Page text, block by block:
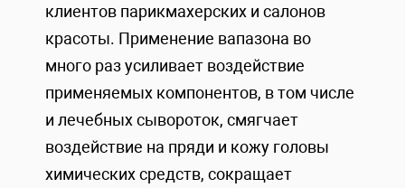
клиентов парикмахерских и салонов
красоты. Применение вапазона во
много раз усиливает воздействие
применяемых компонентов, в том числе
и лечебных сывороток, смягчает
воздействие на пряди и кожу головы
химических средств, сокращает